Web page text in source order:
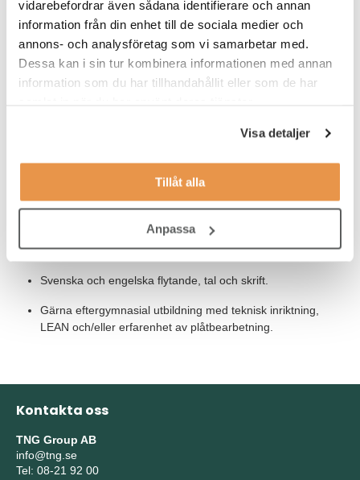
vidarebefordrar även sådana identifierare och annan
information från din enhet till de sociala medier och
annons- och analysföretag som vi samarbetar med.
Dessa kan i sin tur kombinera informationen med annan
information som du har tillhandahållit eller som de har
Visa detaljer
Tillåt alla
Anpassa
Våra förväntningar
För att lyckas i denna roll ser vi gärna att du har
kunskap/erfarenhet av nedanstående:
Automatiseringsprocesser inom produktion.
Produktionsteknik (inom områden som svetsning,
Kunskap i MS program och Excel i synnerhet.
Svenska och engelska flytande, tal och skrift.
Gärna eftergymnasial utbildning med teknisk inriktning,
LEAN och/eller erfarenhet av plåtbearbetning.
Kontakta oss
TNG Group AB
info@tng.se
Tel: 08-21 92 00